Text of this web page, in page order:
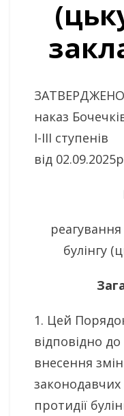
наказ
І-ІІІ ступенів
від
булінгу
1. Цей
відповідно
внесення
протидії